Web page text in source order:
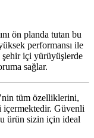
ön planda tutan bu
performansı ile
şehir içi yürüyüşlerde
sağlar.
tüm özelliklerini,
içermektedir. Güvenli
ürün sizin için ideal